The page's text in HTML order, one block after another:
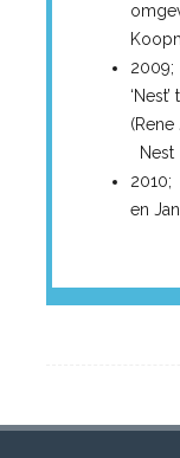
2009;
Nest
2010;
en